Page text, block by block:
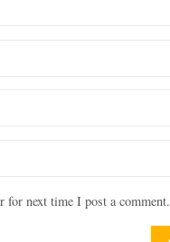
for next time I post a comment.